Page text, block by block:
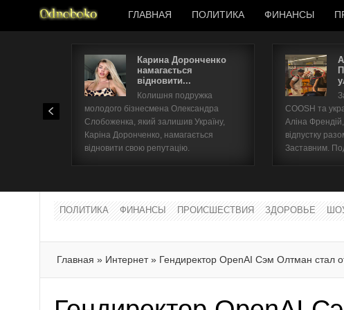
ГЛАВНАЯ ПОЛИТИКА ФИНАНСЫ
Карина Доронченко
намагається
відновити...
Колишня подружка
молодого бізнесмена Олександра
Слобоженка, який залишив Україну,
Каріна Доронченко, намагається
відновити свою репутацію.
COOSH та
Аліна
відпустку
Заставним.
ПОЛИТИКА ФИНАНСЫ ПРОИСШЕСТВИЯ ЗДОРОВЬЕ
Главная » Интернет» Гендиректор OpenAI Сэм Олтман стал